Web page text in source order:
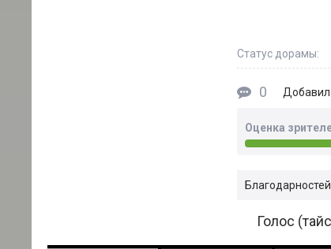
Статус дорамы:
0 Добавил
Оценка
Голос